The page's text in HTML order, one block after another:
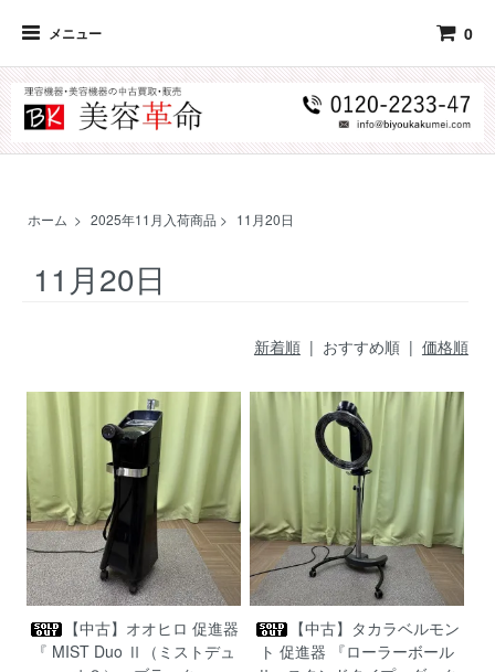
メニュー 0
ホーム > 2025年11月入荷商品 > 11月20日
11月20日
新着順| おすすめ順 | 価格順
【中古】オオヒロ 促進器
『 MIST Duo Ⅱ（ミストデュ
【中古】タカラベルモン
ト 促進器 『ローラーボール